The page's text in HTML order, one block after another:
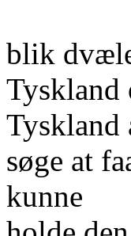
blik
Tyskland
søge at
kunne